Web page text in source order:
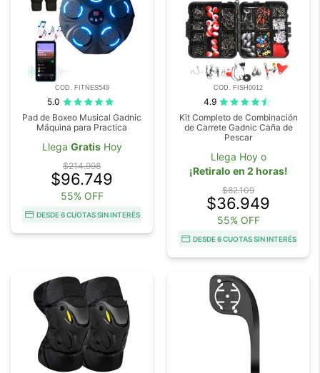
COD. FITNES549
5.0
Pad de Boxeo Musical Gadnic
Máquina para Practica
Llega GratisHoy
$214.998
$96.749
55% OFF
DESDE 6 CUOTAS SIN INTERÉS
COD. FISH0012
4.9
Kit Completo de Combinación
de Carrete Gadnic Caña de
Pescar
Llega Hoy o
¡Retiralo en 2 horas!
$82.109
$36.949
55% OFF
DESDE 6 CUOTAS SIN INTERÉS